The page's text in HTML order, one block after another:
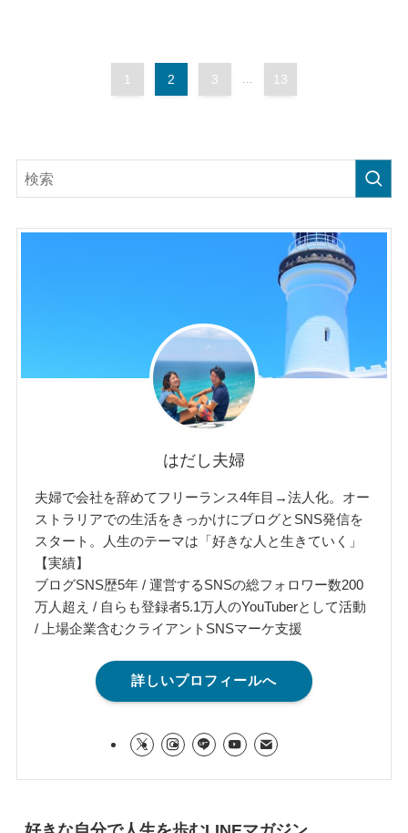
1 2 3 13
はだし夫婦
夫婦で会社を辞めてフリーランス4年目→法人化。オー
ストラリアでの生活をきっかけにブログとSNS発信を
スタート。人生のテーマは「好きな人と生きていく」
【実績】
ブログSNS歴5年 / 運営するSNSの総フォロワー数200
万人超え / 自らも登録者5.1万人のYouTuberとして活動
/ 上場企業含むクライアントSNSマーケ支援
詳しいプロフィールへ